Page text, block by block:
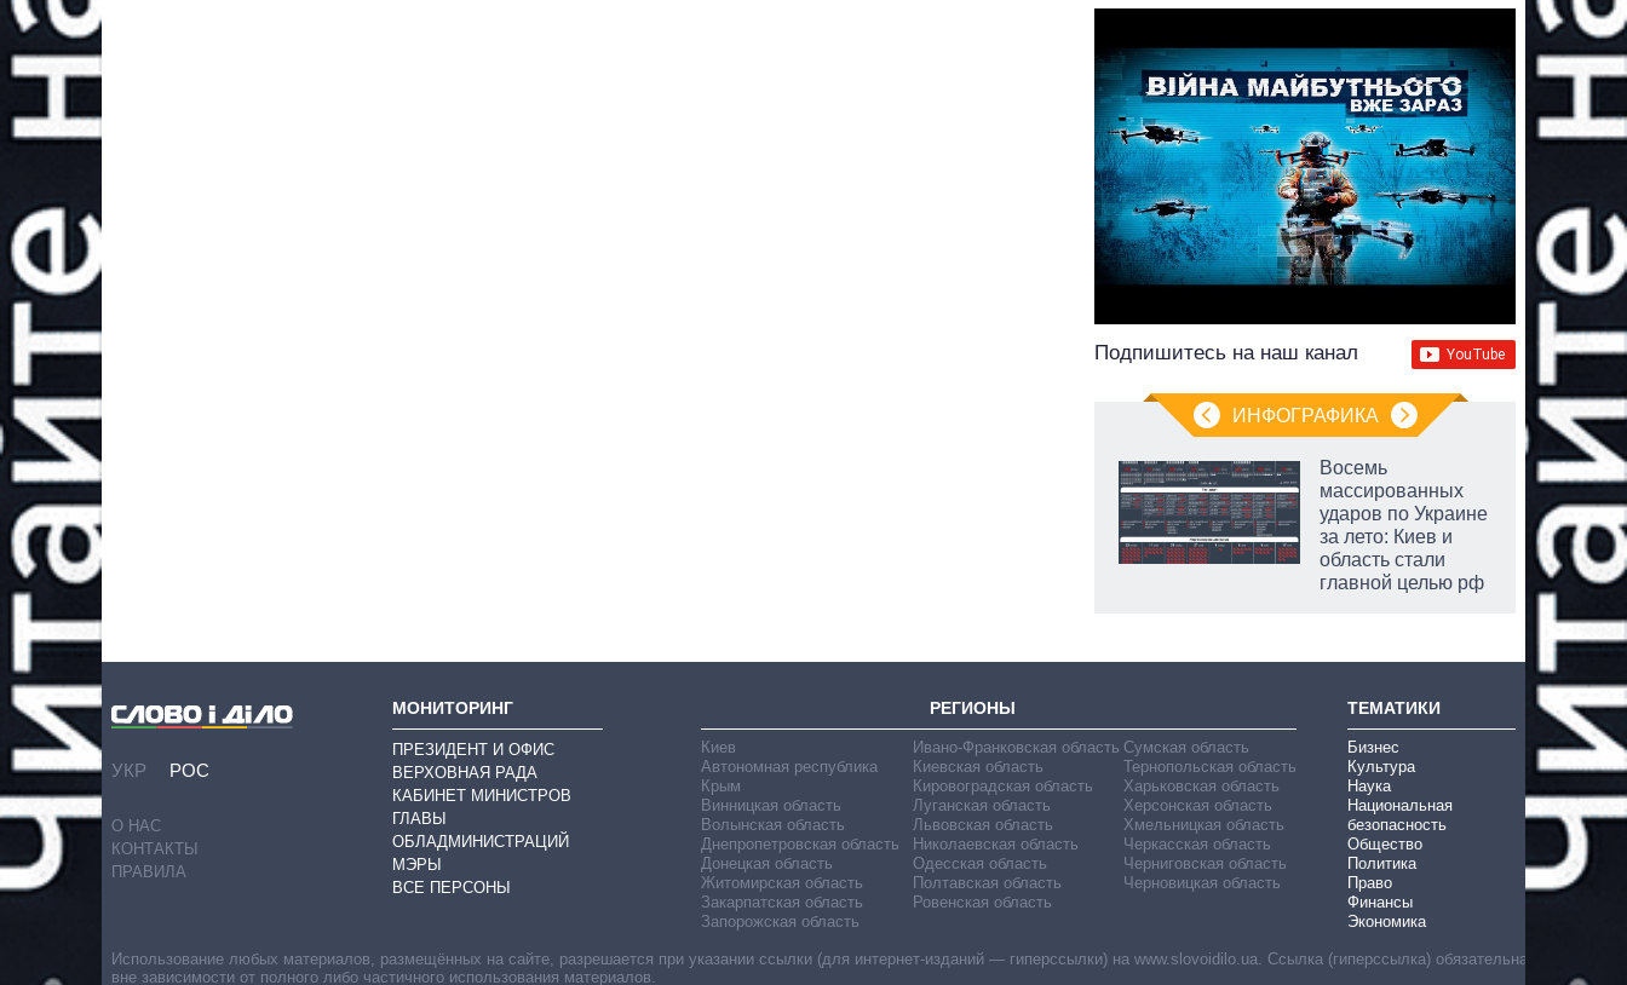
Подпишитесь на наш канал
ИНФОГРАФИКА
Восемь
массированных
ударов по Украине
за лето: Киев и
область стали
главной целью рф
УКР РОС
О НАС
КОНТАКТЫ
ПРАВИЛА
МОНИТОРИНГ
ПРЕЗИДЕНТ И ОФИС
ВЕРХОВНАЯ РАДА
КАБИНЕТ МИНИСТРОВ
ГЛАВЫ
ОБЛАДМИНИСТРАЦИЙ
МЭРЫ
ВСЕ ПЕРСОНЫ
РЕГИОНЫ
Киев
Автономная республика
Крым
Винницкая область
Волынская область
Днепропетровская область
Донецкая область
Житомирская область
Закарпатская область
Запорожская область
Ивано-Франковская область
Киевская область
Кировоградская область
Луганская область
Львовская область
Николаевская область
Одесская область
Полтавская область
Ровенская область
Сумская область
Тернопольская область
Харьковская область
Херсонская область
Хмельницкая область
Черкасская область
Черниговская область
Черновицкая область
ТЕМАТИКИ
Бизнес
Культура
Наука
Национальная
безопасность
Общество
Политика
Право
Финансы
Экономика
Использование любых материалов, размещённых на сайте, разрешается при указании ссылки (для интернет-изданий — гиперссылки) на www.slovoidilo.ua. Ссылка (гиперссылка) обязательна
вне зависимости от полного либо частичного использования материалов.